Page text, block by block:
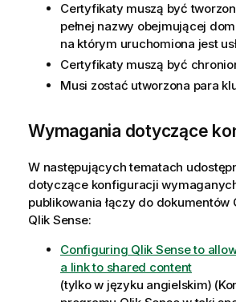
Certyfikaty muszą być
pełnej nazwy obejmującej
na którym uruchomiona jest
Certyfikaty muszą być
Musi zostać utworzona para
Wymagania dotyczące
W następujących tematach
dotyczące konfiguracji
publikowania łączy do dokumentów
Qlik Sense:
Configuring Qlik Sense to
a link to shared content
(tylko w języku angielskim)